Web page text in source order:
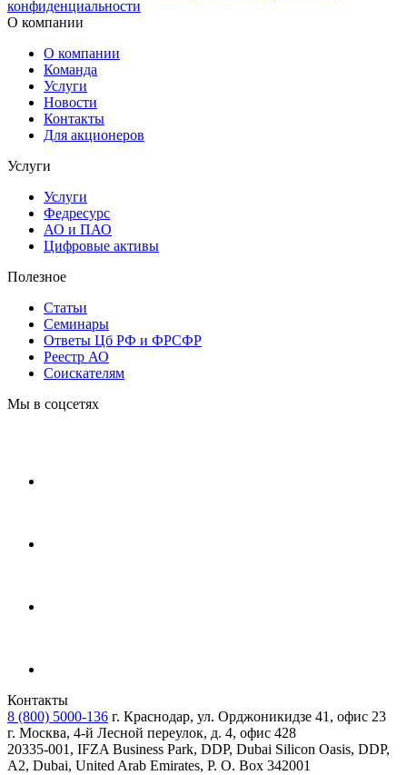
конфиденциальности
О компании
О компании
Команда
Услуги
Новости
Контакты
Для акционеров
Услуги
Услуги
Федресурс
АО и ПАО
Цифровые активы
Полезное
Статьи
Cеминары
Ответы Цб РФ и ФРСФР
Реестр АО
Соискателям
Мы в соцсетях
Контакты
8 (800) 5000-136 г. Краснодар, ул. Орджоникидзе 41, офис 23
г. Москва, 4-й Лесной переулок, д. 4, офис 428
20335-001, IFZA Business Park, DDP, Dubai Silicon Oasis, DDP,
A2, Dubai, United Arab Emirates, P. O. Box 342001